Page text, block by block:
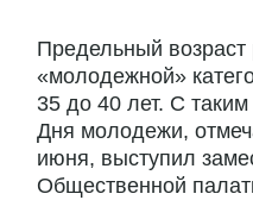
Предельный возраст
«молодежной»
35 до 40 лет. С
Дня молодежи,
июня, выступил
Общественной